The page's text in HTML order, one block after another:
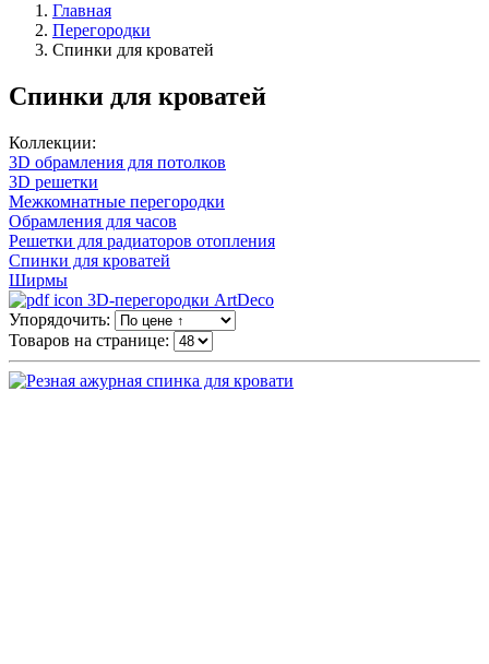
Главная
Перегородки
Спинки для кроватей
Спинки для кроватей
Коллекции:
3D обрамления для потолков
3D решетки
Межкомнатные перегородки
Обрамления для часов
Решетки для радиаторов отопления
Спинки для кроватей
Ширмы
3D-перегородки ArtDeco
Упорядочить:
Товаров на странице: